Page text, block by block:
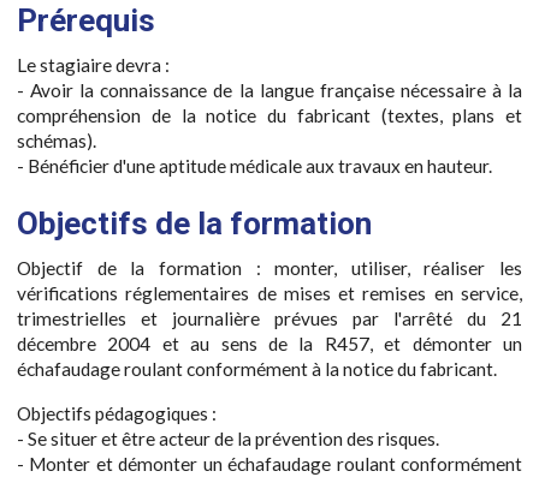
Prérequis
Le stagiaire devra :
- Avoir la connaissance de la langue française nécessaire à la
compréhension de la notice du fabricant (textes, plans et
schémas).
- Bénéficier d'une aptitude médicale aux travaux en hauteur.
Objectifs de la formation
Objectif de la formation : monter, utiliser, réaliser les
vérifications réglementaires de mises et remises en service,
trimestrielles et journalière prévues par l'arrêté du 21
décembre 2004 et au sens de la R457, et démonter un
échafaudage roulant conformément à la notice du fabricant.
Objectifs pédagogiques :
- Se situer et être acteur de la prévention des risques.
- Monter et démonter un échafaudage roulant conformément